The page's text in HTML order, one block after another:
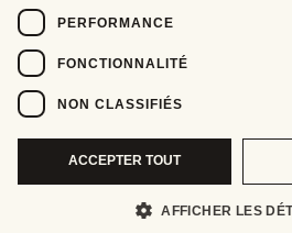
PERFORMANCE
FONCTIONNALITÉ
NON CLASSIFIÉS
ACCEPTER TOUT
AFFICHER LES